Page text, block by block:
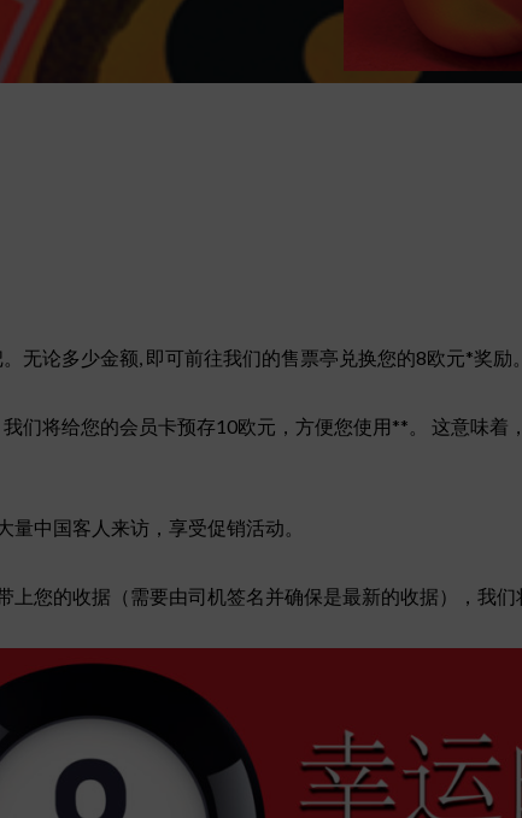
无论多少金额, 即可前往我们的售票亭兑换您的8欧元*奖励。
们将给您的会员卡预存10欧元，方便您使用**。 这意味着
中国客人来访，享受促销活动。
您的收据（需要由司机签名并确保是最新的收据），我们